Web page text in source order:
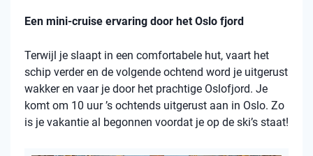
Een mini-cruise ervaring door het Oslo fjord
Terwijl je slaapt in een comfortabele hut, vaart het
schip verder en de volgende ochtend word je uitgerust
wakker en vaar je door het prachtige Oslofjord. Je
komt om 10 uur ’s ochtends uitgerust aan in Oslo. Zo
is je vakantie al begonnen voordat je op de ski’s staat!